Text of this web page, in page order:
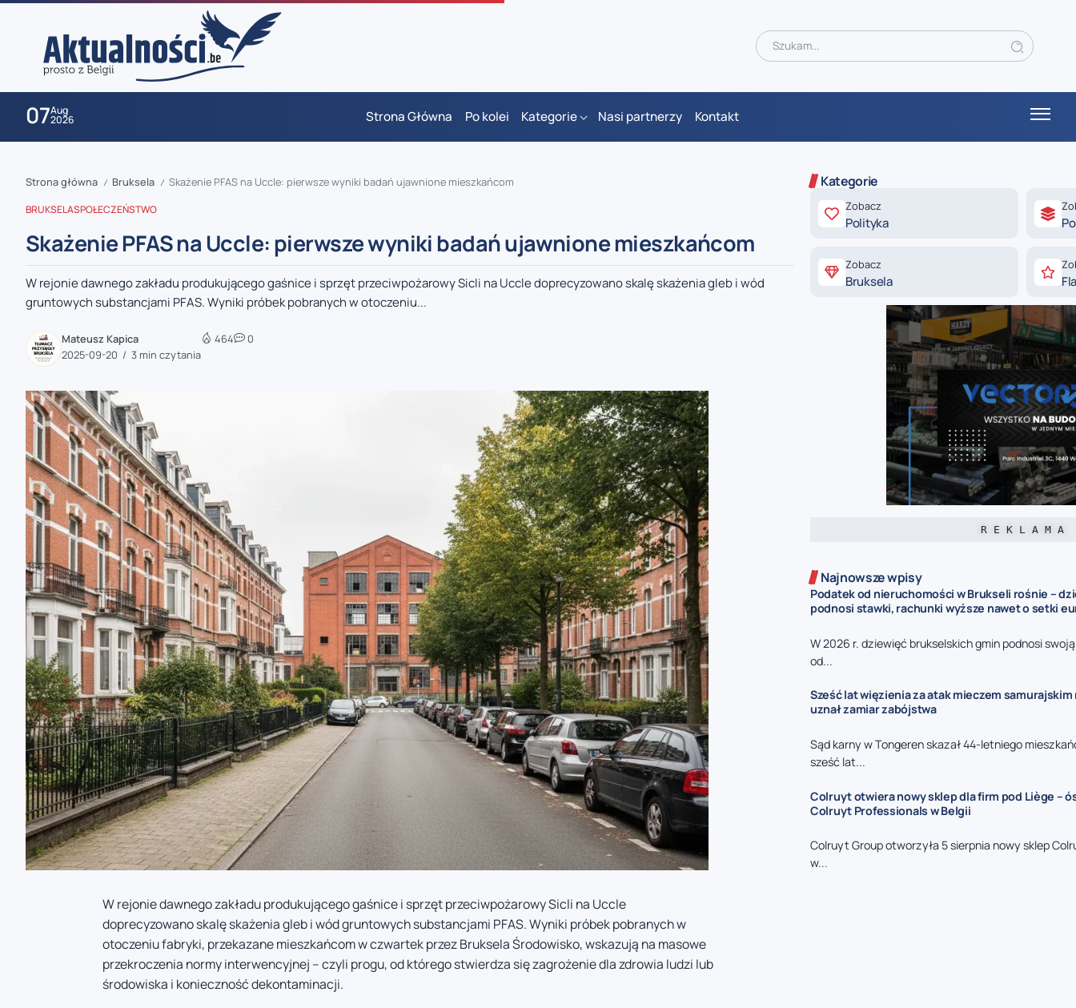
07Aug
2026 Strona Główna Po kolei Kategorie Nasi partnerzy Kontakt
zaobserwuj nas
zaobserwuj nas
zaobserwuj nas
zaobserwuj nas
zaobserwuj nas
Strona główna / Bruksela / Skażenie PFAS na Uccle: pierwsze wyniki badań ujawnione mieszkańcom
BRUKSELASPOŁECZEŃSTWO
Skażenie PFAS na Uccle: pierwsze wyniki badań ujawnione mieszkańcom
W rejonie dawnego zakładu produkującego gaśnice i sprzęt przeciwpożarowy Sicli na Uccle doprecyzowano skalę skażenia gleb i wód
gruntowych substancjami PFAS. Wyniki próbek pobranych w otoczeniu...
Mateusz Kapica
2025-09-20
3 min czytania
464 0
W rejonie dawnego zakładu produkującego gaśnice i sprzęt przeciwpożarowy Sicli na Uccle
doprecyzowano skalę skażenia gleb i wód gruntowych substancjami PFAS. Wyniki próbek pobranych w
otoczeniu fabryki, przekazane mieszkańcom w czwartek przez Bruksela Środowisko, wskazują na masowe
przekroczenia normy interwencyjnej – czyli progu, od którego stwierdza się zagrożenie dla zdrowia ludzi lub
środowiska i konieczność dekontaminacji.
Kategorie
Zobacz
Polityka
Zobacz
Bruksela
R E K L A M A
Najnowsze wpisy
Podatek od nieruchomości w Brukseli rośnie –
podnosi stawki, rachunki wyższe nawet o setki
W 2026 r. dziewięć brukselskich gmin podnosi
od...
Sześć lat więzienia za atak mieczem samurajskim
uznał zamiar zabójstwa
Sąd karny w Tongeren skazał 44-letniego
sześć lat...
Colruyt otwiera nowy sklep dla firm pod Liège –
Colruyt Professionals w Belgii
Colruyt Group otworzyła 5 sierpnia nowy sklep
w...